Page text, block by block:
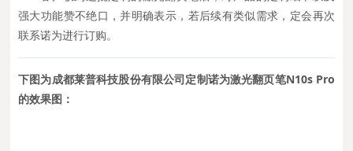
强大功能赞不绝口，并明确表示，若后续有类似需求，定会再次
联系诺为进行订购。
下图为成都莱普科技股份有限公司定制诺为激光翻页笔N10s Pro
的效果图：